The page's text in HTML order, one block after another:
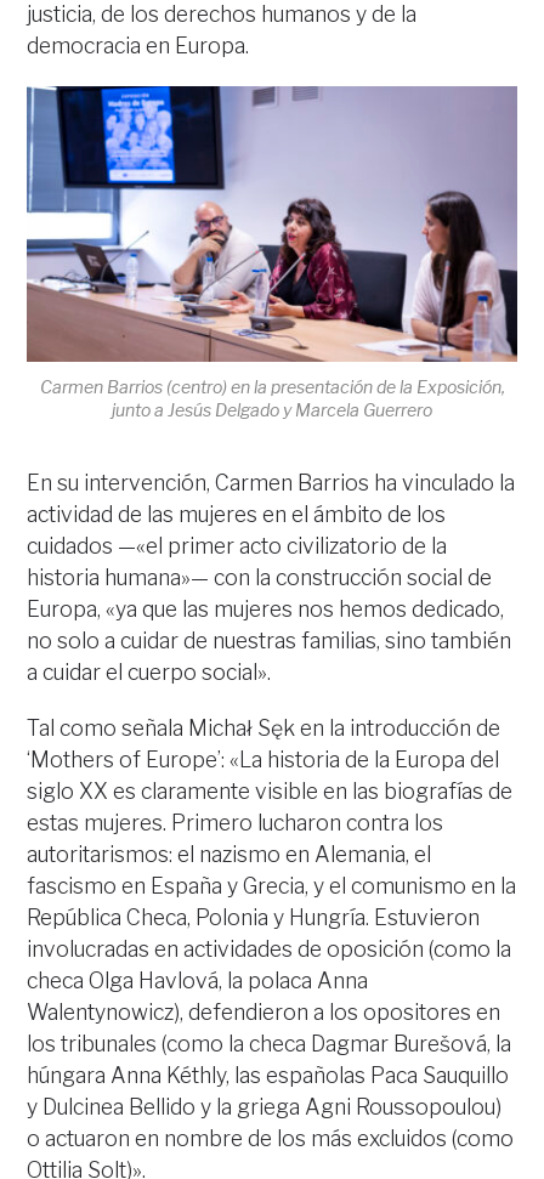
justicia, de los derechos humanos y de la
democracia en Europa.
Carmen Barrios (centro) en la presentación de la Exposición,
junto a Jesús Delgado y Marcela Guerrero
En su intervención, Carmen Barrios ha vinculado la
actividad de las mujeres en el ámbito de los
cuidados —«el primer acto civilizatorio de la
historia humana»— con la construcción social de
Europa, «ya que las mujeres nos hemos dedicado,
no solo a cuidar de nuestras familias, sino también
a cuidar el cuerpo social».
Tal como señala Michał Sęk en la introducción de
‘Mothers of Europe’: «La historia de la Europa del
siglo XX es claramente visible en las biografías de
estas mujeres. Primero lucharon contra los
autoritarismos: el nazismo en Alemania, el
fascismo en España y Grecia, y el comunismo en la
República Checa, Polonia y Hungría. Estuvieron
involucradas en actividades de oposición (como la
checa Olga Havlová, la polaca Anna
Walentynowicz), defendieron a los opositores en
los tribunales (como la checa Dagmar Burešová, la
húngara Anna Kéthly, las españolas Paca Sauquillo
y Dulcinea Bellido y la griega Agni Roussopoulou)
o actuaron en nombre de los más excluidos (como
Ottilia Solt)».